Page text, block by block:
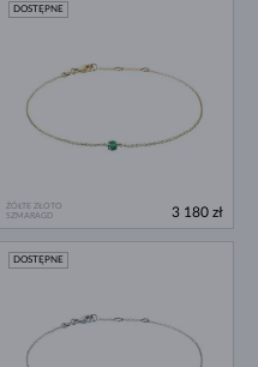
ŻÓŁTE ZŁOTO
SZMARAGD
DOSTĘPNE
3 180 zł
DOSTĘPNE